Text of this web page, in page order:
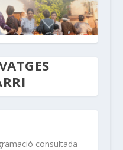
consultada